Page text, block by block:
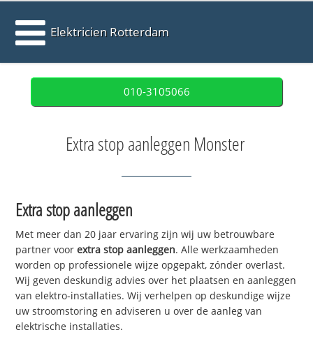
Elektricien Rotterdam
010-3105066
Extra stop aanleggen Monster
Extra stop aanleggen
Met meer dan 20 jaar ervaring zijn wij uw betrouwbare
partner voorextra stop aanleggen. Alle werkzaamheden
worden op professionele wijze opgepakt, zónder overlast.
Wij geven deskundig advies over het plaatsen en aanleggen
van elektro-installaties. Wij verhelpen op deskundige wijze
uw stroomstoring en adviseren u over de aanleg van
elektrische installaties.